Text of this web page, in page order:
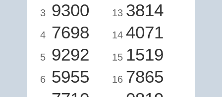
3 9300
4 7698
5 9292
6 5955
13 3814
14 4071
15 1519
16 7865